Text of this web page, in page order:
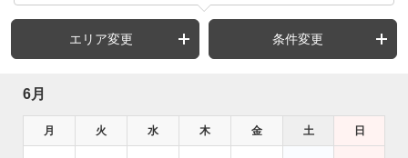
エリア変更 条件変更
6月
月 火 水 木 金 土 日